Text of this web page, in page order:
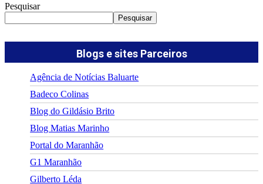
Pesquisar
Pesquisar
Blogs e sites Parceiros
Agência de Notícias Baluarte
Badeco Colinas
Blog do Gildásio Brito
Blog Matias Marinho
Portal do Maranhão
G1 Maranhão
Gilberto Léda